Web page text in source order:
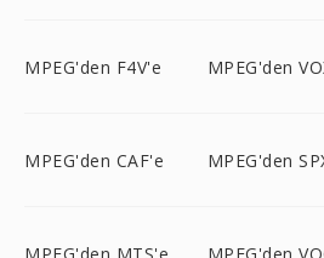
MPEG'den F4V'e MPEG'den
MPEG'den CAF'e MPEG'den
MPEG'den MTS'e MPEG'den